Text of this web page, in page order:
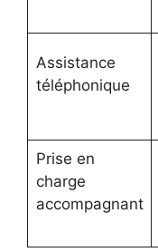
Assistance
téléphonique
Prise en
charge
accompagnant